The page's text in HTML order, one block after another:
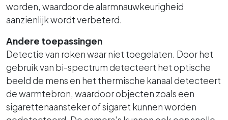
worden, waardoor de alarmnauwkeurigheid
aanzienlijk wordt verbeterd.
Andere toepassingen
Detectie van roken waar niet toegelaten. Door het
gebruik van bi-spectrum detecteert het optische
beeld de mens en het thermische kanaal detecteert
de warmtebron, waardoor objecten zoals een
sigarettenaansteker of sigaret kunnen worden